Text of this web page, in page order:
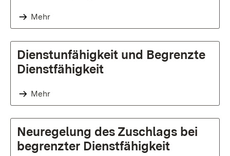
Mehr
Dienstunfähigkeit und Begrenzte
Dienstfähigkeit
Mehr
Neuregelung des Zuschlags bei
begrenzter Dienstfähigkeit